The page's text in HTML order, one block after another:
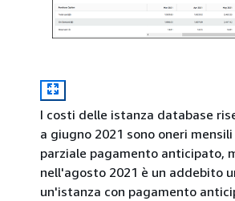
I costi delle istanza database
a giugno 2021 sono oneri
parziale pagamento anticipato,
nell'agosto 2021 è un addebito
un'istanza con pagamento